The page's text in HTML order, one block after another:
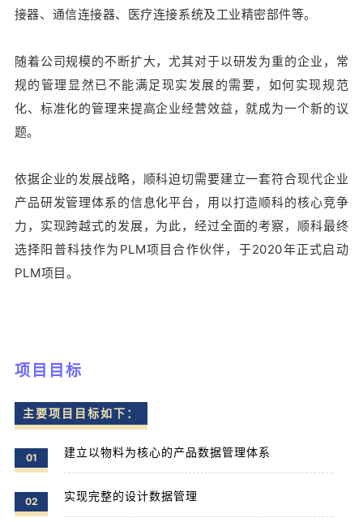
接器、通信连接器、医疗连接系统及工业精密部件等。
随着公司规模的不断扩大，尤其对于以研发为重的企业，常
规的管理显然已不能满足现实发展的需要，如何实现规范
化、标准化的管理来提高企业经营效益，就成为一个新的议
题。
依据企业的发展战略，顺科迫切需要建立一套符合现代企业
产品研发管理体系的信息化平台，用以打造顺科的核心竞争
力，实现跨越式的发展，为此，经过全面的考察，顺科最终
选择阳普科技作为PLM项目合作伙伴，于2020年正式启动
PLM项目。
项目目标
主要项目目标如下：
01 建立以物料为核心的产品数据管理体系
02 实现完整的设计数据管理